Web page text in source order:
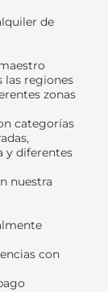
de
las regiones
zonas
categorías
y diferentes
nuestra
con